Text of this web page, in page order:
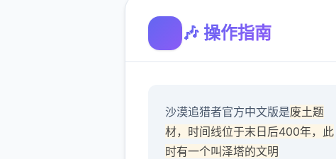
🎶 操作指南
沙漠追猎者官方中文版是废土题
材，时间线位于末日后400年，此
时有一个叫泽塔的文明